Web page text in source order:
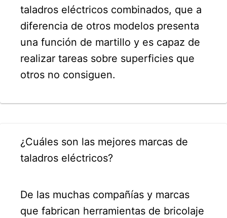
taladros eléctricos combinados, que a
diferencia de otros modelos presenta
una función de martillo y es capaz de
realizar tareas sobre superficies que
otros no consiguen.
¿Cuáles son las mejores marcas de
taladros eléctricos?
De las muchas compañías y marcas
que fabrican herramientas de bricolaje